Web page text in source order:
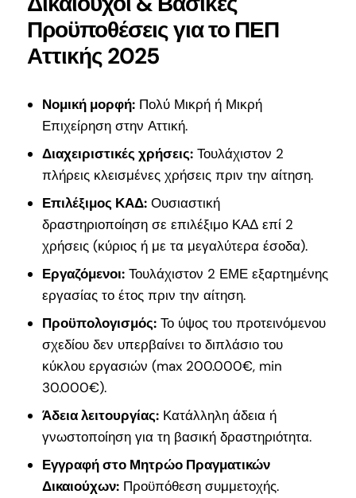
Προϋποθέσεις για το ΠΕΠ
Αττικής 2025
Νομική μορφή: Πολύ Μικρή ή Μικρή
Επιχείρηση στην Αττική.
Διαχειριστικές χρήσεις: Τουλάχιστον 2
πλήρεις κλεισμένες χρήσεις πριν την αίτηση.
Επιλέξιμος ΚΑΔ: Ουσιαστική
δραστηριοποίηση σε επιλέξιμο ΚΑΔ επί 2
χρήσεις (κύριος ή με τα μεγαλύτερα έσοδα).
Εργαζόμενοι: Τουλάχιστον 2 ΕΜΕ εξαρτημένης
εργασίας το έτος πριν την αίτηση.
Προϋπολογισμός: Το ύψος του προτεινόμενου
σχεδίου δεν υπερβαίνει το διπλάσιο του
κύκλου εργασιών (max 200.000€, min
30.000€).
Άδεια λειτουργίας: Κατάλληλη άδεια ή
γνωστοποίηση για τη βασική δραστηριότητα.
Εγγραφή στο Μητρώο Πραγματικών
Δικαιούχων: Προϋπόθεση συμμετοχής.